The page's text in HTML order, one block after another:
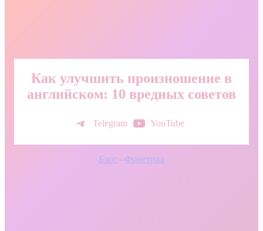
Как улучшить произношение в
английском: 10 вредных советов
Telegram YouTube
Блог –Фонетика